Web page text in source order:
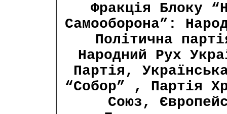
Фракція Блоку
Самооборона”:
Політична
Народний Рух
Партія,
“Собор” , Партія
Союз,